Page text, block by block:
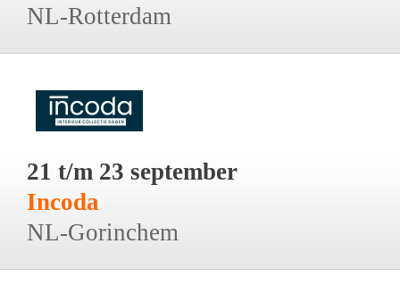
NL-Rotterdam
21 t/m 23 september
Incoda
NL-Gorinchem